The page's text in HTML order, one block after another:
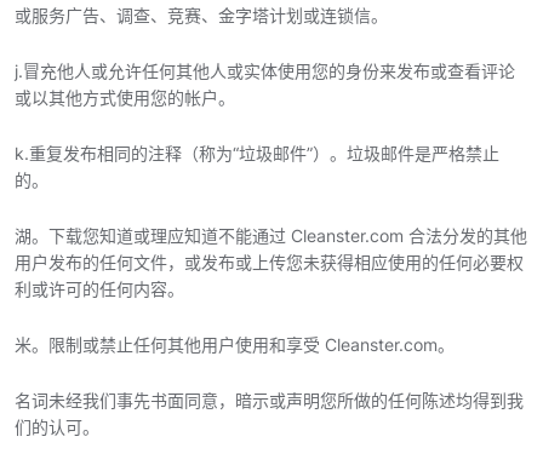
或服务广告、调查、竞赛、金字塔计划或连锁信。
j.冒充他人或允许任何其他人或实体使用您的身份来发布或查看评论
或以其他方式使用您的帐户。
k.重复发布相同的注释（称为“垃圾邮件”）。垃圾邮件是严格禁止
的。
湖。下载您知道或理应知道不能通过 Cleanster.com 合法分发的其他
用户发布的任何文件，或发布或上传您未获得相应使用的任何必要权
利或许可的任何内容。
米。限制或禁止任何其他用户使用和享受 Cleanster.com。
名词未经我们事先书面同意，暗示或声明您所做的任何陈述均得到我
们的认可。